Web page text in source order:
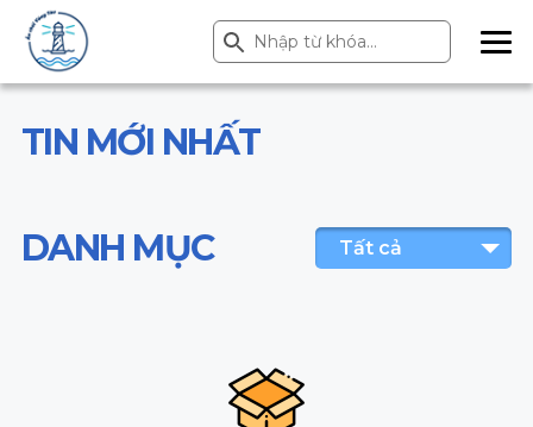
Search
for:
Search Button
ME
NU
TIN MỚI NHẤT
DANH MỤC Tất cả